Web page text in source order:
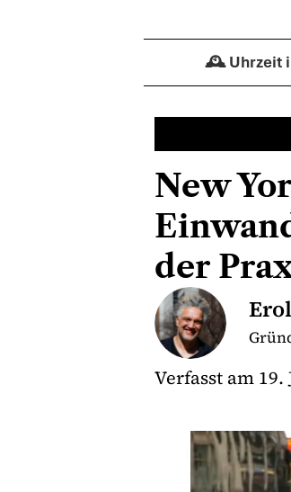
New
der
Verfasst am 19.